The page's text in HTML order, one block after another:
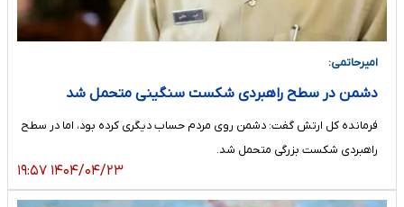
امیرحاتمی:
دشمن در سطح راهبردی شکست سنگینی متحمل شد
فرمانده کل ارتش گفت: دشمن روی مردم حساب دیگری کرده بود، اما در سطح
راهبردی شکست بزرگی متحمل شد.
۱۴۰۴/۰۴/۲۳ ۱۹:۵۷